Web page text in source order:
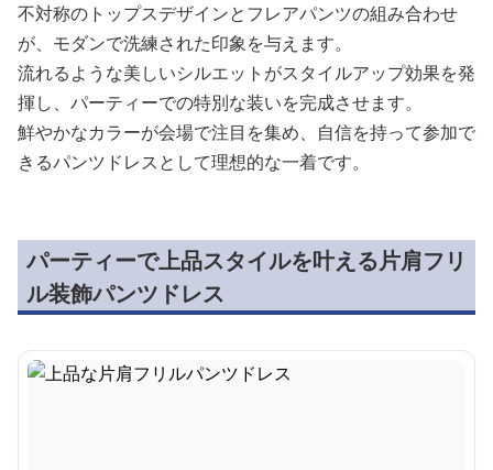
不対称のトップスデザインとフレアパンツの組み合わせ
が、モダンで洗練された印象を与えます。
流れるような美しいシルエットがスタイルアップ効果を発
揮し、パーティーでの特別な装いを完成させます。
鮮やかなカラーが会場で注目を集め、自信を持って参加で
きるパンツドレスとして理想的な一着です。
パーティーで上品スタイルを叶える片肩フリ
ル装飾パンツドレス